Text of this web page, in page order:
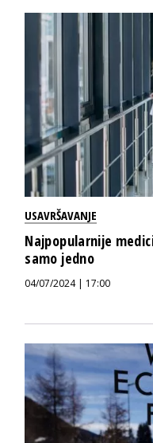
USAVRŠAVANJE
Najpopularnije
samo jedno
04/07/2024 | 17:00